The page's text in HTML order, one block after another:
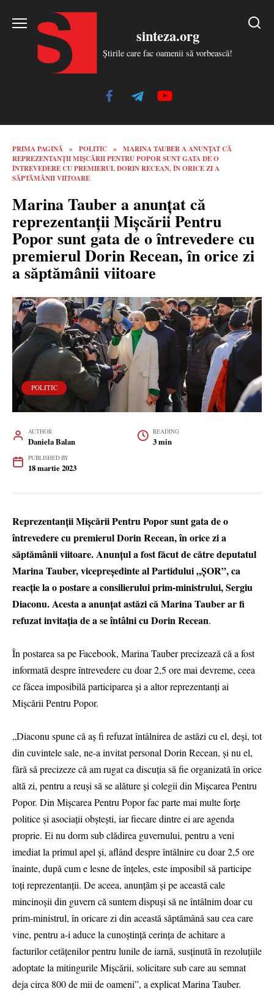
sinteza.org
Știrile care fac oamenii să vorbească!
PRIMA PAGINĂ » POLITIC »
MARINA TAUBER A ANUNȚAT CĂ
REPREZENTANȚII MIȘCĂRII PENTRU POPOR SUNT GATA DE O
ÎNTREVEDERE CU PREMIERUL DORIN RECEAN, ÎN ORICE ZI A
SĂPTĂMÂNII VIITOARE
Marina Tauber a anunțat că
reprezentanții Mișcării Pentru
Popor sunt gata de o întrevedere cu
premierul Dorin Recean, în orice zi
a săptămânii viitoare
POLITIC
AUTHOR
Daniela Balan
READING
3 min
PUBLISHED BY
18 martie 2023
Reprezentanții Mișcării Pentru Popor sunt gata de o
întrevedere cu premierul Dorin Recean, în orice zi a
săptămânii viitoare. Anunțul a fost făcut de către deputatul
Marina Tauber, vicepreședinte al Partidului „ȘOR”, ca
reacție la o postare a consilierului prim-ministrului, Sergiu
Diaconu. Acesta a anunțat astăzi că Marina Tauber ar fi
refuzat invitația de a se întâlni cu Dorin Recean.
În postarea sa pe Facebook, Marina Tauber precizează că a fost
informată despre întrevedere cu doar 2,5 ore mai devreme, ceea
ce făcea imposibilă participarea și a altor reprezentanți ai
Mișcării Pentru Popor.
„Diaconu spune că aș fi refuzat întâlnirea de astăzi cu el, deși, tot
din cuvintele sale, ne-a invitat personal Dorin Recean, și nu el,
fără să precizeze că am rugat ca discuția să fie organizată în orice
altă zi, pentru a reuși să se alăture și colegii din Mișcarea Pentru
Popor. Din Mișcarea Pentru Popor fac parte mai multe forțe
politice și asociații obștești, iar fiecare dintre ei are agenda
proprie. Ei nu dorm sub clădirea guvernului, pentru a veni
imediat la primul apel și, aflând despre întâlnire cu doar 2,5 ore
înainte, după cum e lesne de înțeles, este imposibil să participe
toți reprezentanții. De aceea, anunțăm și pe această cale
mincinoșii din guvern că suntem dispuși să ne întâlnim doar cu
prim-ministrul, în oricare zi din această săptămână sau cea care
vine, pentru a-i aduce la cunoștință cerința de achitare a
facturilor cetățenilor pentru lunile de iarnă, susținută în rezoluțiile
adoptate la mitingurile Mișcării, solicitare sub care au semnat
deja circa 800 de mii de oameni”, a explicat Marina Tauber.